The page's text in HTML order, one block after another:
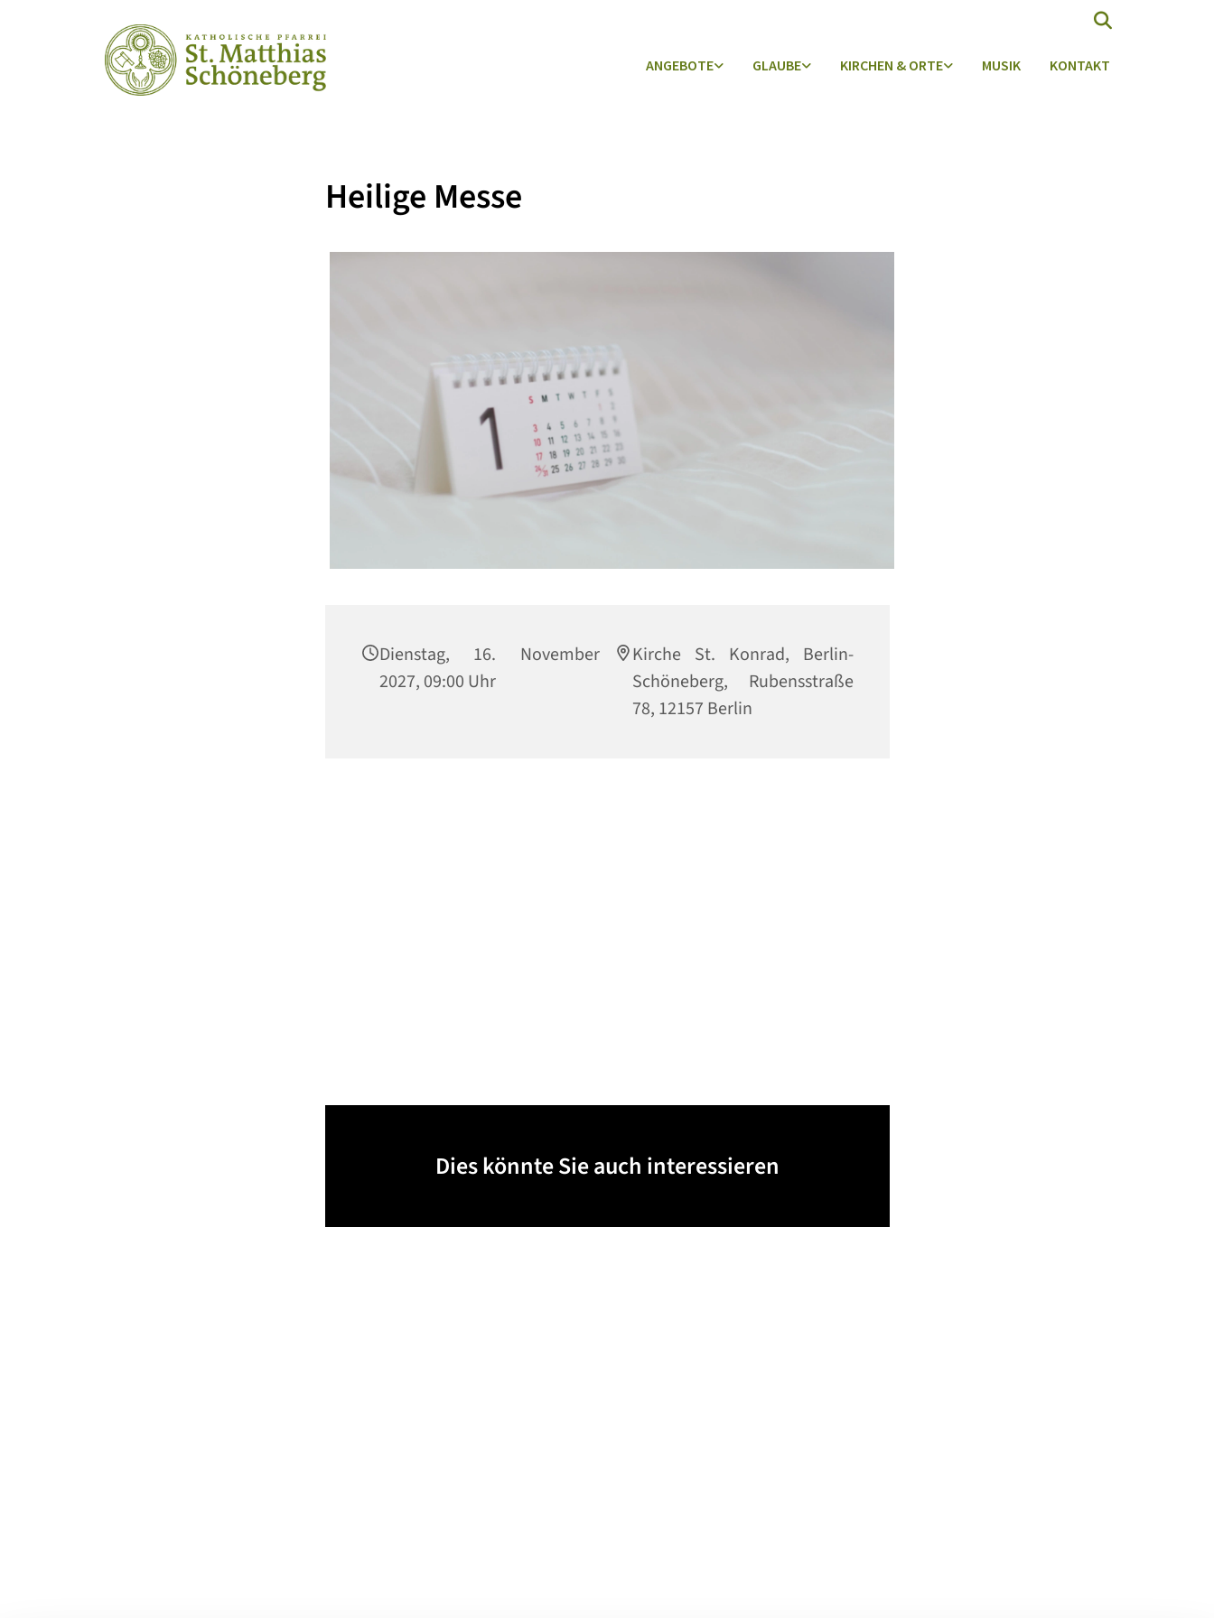
ANGEBOTE GLAUBE KIRCHEN & ORTE MUSIK KONTAKT
Heilige Messe
Dienstag, 16. November
2027, 09:00 Uhr
Kirche St. Konrad, Berlin-
Schöneberg, Rubensstraße
78, 12157 Berlin
Dies könnte Sie auch interessieren